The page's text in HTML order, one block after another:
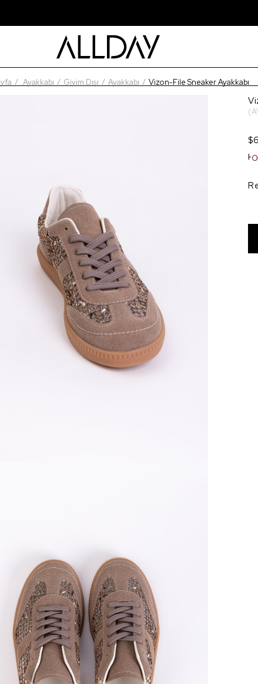
Ayakkabı Giyim Dışı Ayakkabı Vizon-File Sneaker Ayakkabı